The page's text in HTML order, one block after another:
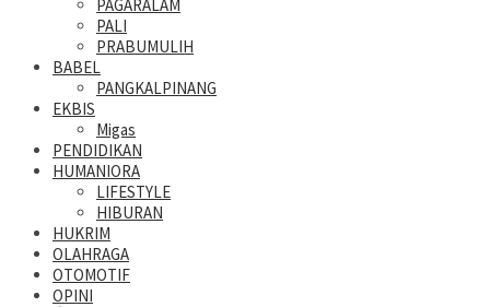
PAGARALAM
PALI
PRABUMULIH
BABEL
PANGKALPINANG
EKBIS
Migas
PENDIDIKAN
HUMANIORA
LIFESTYLE
HIBURAN
HUKRIM
OLAHRAGA
OTOMOTIF
OPINI